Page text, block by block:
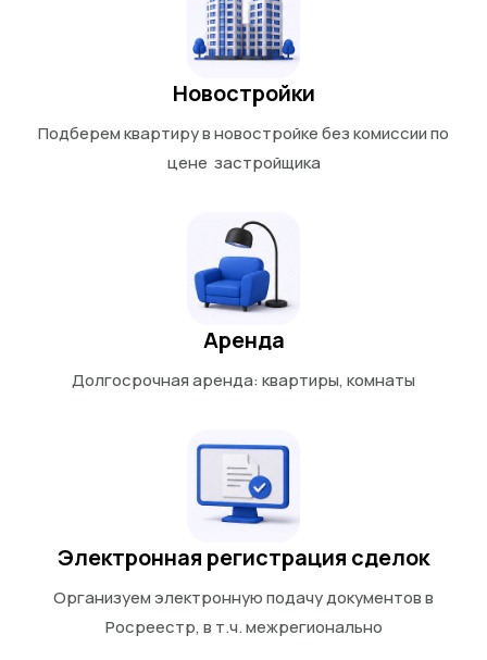
Новостройки
Подберем квартиру в новостройке без комиссии по
цене застройщика
Аренда
Долгосрочная аренда: квартиры, комнаты
Электронная регистрация сделок
Организуем электронную подачу документов в
Росреестр, в т.ч. межрегионально